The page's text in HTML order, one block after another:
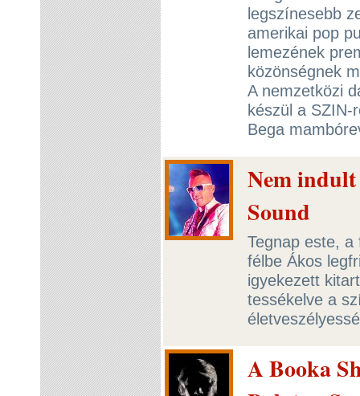
legszínesebb
amerikai pop
lemezének
közönségnek
A nemzetközi
készül a SZIN-
Bega
Nem
Sound
Tegnap este,
félbe Ákos
igyekezett
tessékelve a
A Booka